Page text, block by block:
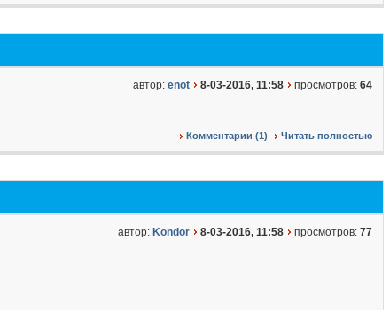
автор: enot 8-03-2016, 11:58 просмотров: 64
Комментарии (1) Читать полностью
автор: Kondor 8-03-2016, 11:58 просмотров: 77